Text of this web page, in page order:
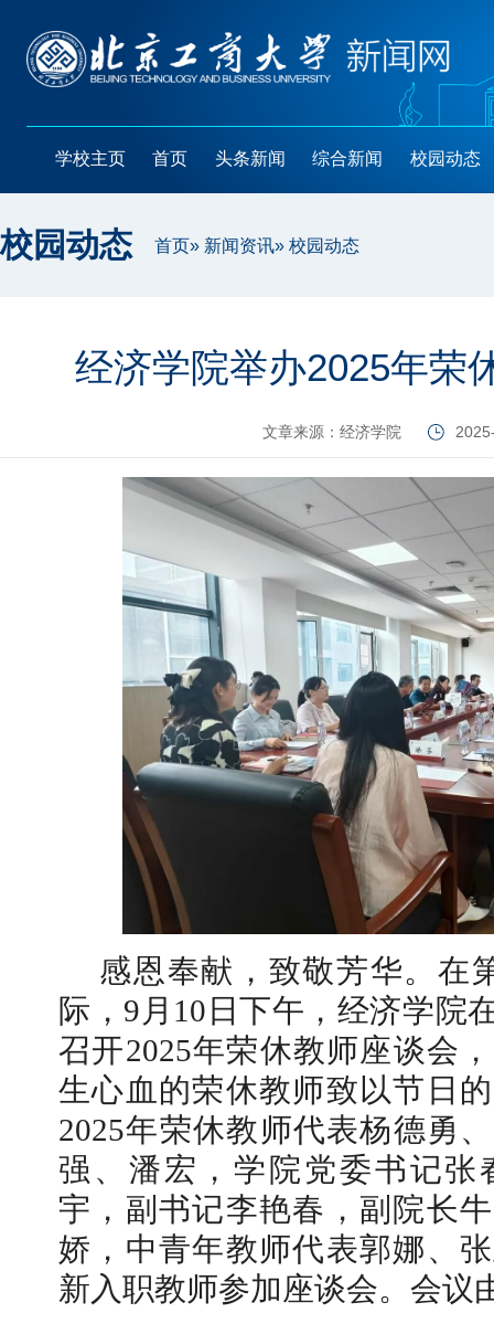
学校主页 首页 头条新闻 综合新闻 校园动态
校园动态 首页» 新闻资讯» 校园动态
经济学院举办2025年荣
文章来源：经济学院
感恩奉献，致敬芳华。在
际，9月10日下午，经济学院
召开2025年荣休教师座谈会
生心血的荣休教师致以节日
2025年荣休教师代表杨德勇
强、潘宏，学院党委书记张
宇，副书记李艳春，副院长
娇，中青年教师代表郭娜、
新入职教师参加座谈会。会议
【审核评估】新一轮本科教育教学审核评估工作